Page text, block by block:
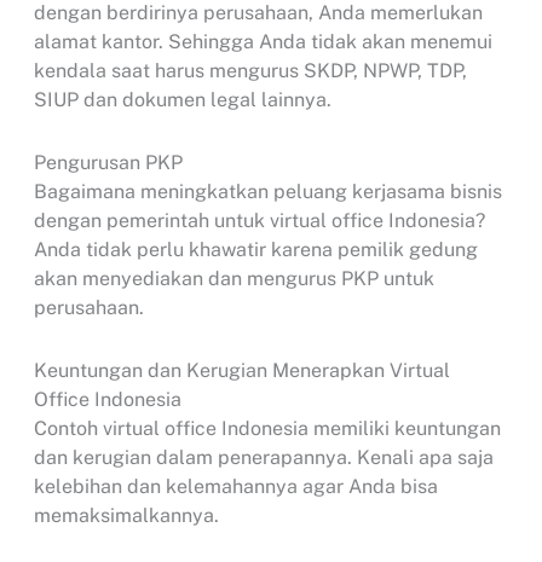
dengan berdirinya perusahaan, Anda memerlukan
alamat kantor. Sehingga Anda tidak akan menemui
kendala saat harus mengurus SKDP, NPWP, TDP,
SIUP dan dokumen legal lainnya.
Pengurusan PKP
Bagaimana meningkatkan peluang kerjasama bisnis
dengan pemerintah untuk virtual office Indonesia?
Anda tidak perlu khawatir karena pemilik gedung
akan menyediakan dan mengurus PKP untuk
perusahaan.
Keuntungan dan Kerugian Menerapkan Virtual
Office Indonesia
Contoh virtual office Indonesia memiliki keuntungan
dan kerugian dalam penerapannya. Kenali apa saja
kelebihan dan kelemahannya agar Anda bisa
memaksimalkannya.